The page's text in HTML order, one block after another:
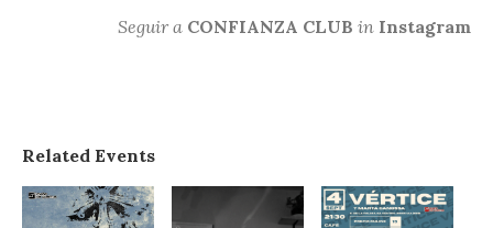
Seguir a CONFIANZA CLUB in Instagram
Related Events